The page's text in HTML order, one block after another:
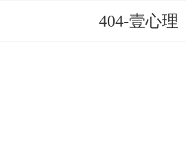
404-壹心理